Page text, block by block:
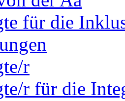
für die
r
r für die